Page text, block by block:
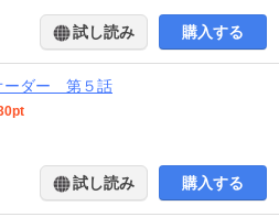
試し読み 購入する
ーダー 第５話
試し読み 購入する